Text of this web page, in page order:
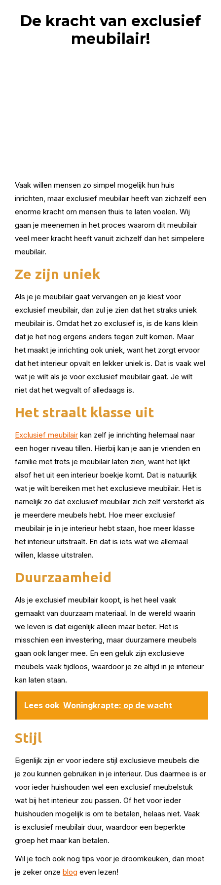
De kracht van exclusief
meubilair!
Vaak willen mensen zo simpel mogelijk hun huis
inrichten, maar exclusief meubilair heeft van zichzelf een
enorme kracht om mensen thuis te laten voelen. Wij
gaan je meenemen in het proces waarom dit meubilair
veel meer kracht heeft vanuit zichzelf dan het simpelere
meubilair.
Ze zijn uniek
Als je je meubilair gaat vervangen en je kiest voor
exclusief meubilair, dan zul je zien dat het straks uniek
meubilair is. Omdat het zo exclusief is, is de kans klein
dat je het nog ergens anders tegen zult komen. Maar
het maakt je inrichting ook uniek, want het zorgt ervoor
dat het interieur opvalt en lekker uniek is. Dat is vaak wel
wat je wilt als je voor exclusief meubilair gaat. Je wilt
niet dat het wegvalt of alledaags is.
Het straalt klasse uit
Exclusief meubilair kan zelf je inrichting helemaal naar
een hoger niveau tillen. Hierbij kan je aan je vrienden en
familie met trots je meubilair laten zien, want het lijkt
alsof het uit een interieur boekje komt. Dat is natuurlijk
wat je wilt bereiken met het exclusieve meubilair. Het is
namelijk zo dat exclusief meubilair zich zelf versterkt als
je meerdere meubels hebt. Hoe meer exclusief
meubilair je in je interieur hebt staan, hoe meer klasse
het interieur uitstraalt. En dat is iets wat we allemaal
willen, klasse uitstralen.
Duurzaamheid
Als je exclusief meubilair koopt, is het heel vaak
gemaakt van duurzaam materiaal. In de wereld waarin
we leven is dat eigenlijk alleen maar beter. Het is
misschien een investering, maar duurzamere meubels
gaan ook langer mee. En een geluk zijn exclusieve
meubels vaak tijdloos, waardoor je ze altijd in je interieur
kan laten staan.
Lees ook Woningkrapte: op de wacht
Stijl
Eigenlijk zijn er voor iedere stijl exclusieve meubels die
je zou kunnen gebruiken in je interieur. Dus daarmee is er
voor ieder huishouden wel een exclusief meubelstuk
wat bij het interieur zou passen. Of het voor ieder
huishouden mogelijk is om te betalen, helaas niet. Vaak
is exclusief meubilair duur, waardoor een beperkte
groep het maar kan betalen.
Wil je toch ook nog tips voor je droomkeuken, dan moet
je zeker onze blog even lezen!